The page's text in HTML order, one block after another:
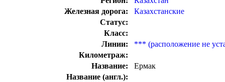
Железная дорога:
Казахстанские
Статус:
Класс:
Линии:
*** (расположение не
Километраж:
Название:
Ермак
Название (англ.):